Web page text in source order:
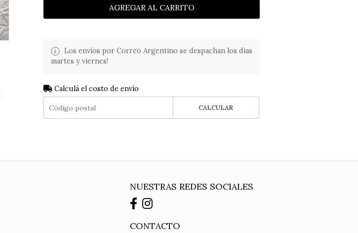
AGREGAR AL CARRITO
Los envíos por Correo Argentino se despachan los dias
martes y viernes!
Calculá el costo de envío
CALCULAR
NUESTRAS REDES SOCIALES
CONTACTO